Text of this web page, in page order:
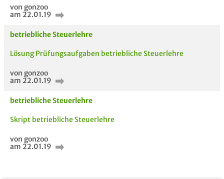
von gonzoo
am 22.01.19
betriebliche Steuerlehre
Lösung Prüfungsaufgaben betriebliche Steuerlehre
von gonzoo
am 22.01.19
betriebliche Steuerlehre
Skript betriebliche Steuerlehre
von gonzoo
am 22.01.19